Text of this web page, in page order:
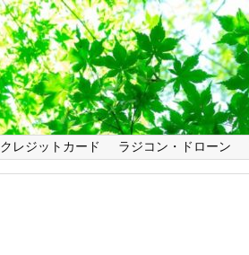
クレジットカード ラジコン・ドローン